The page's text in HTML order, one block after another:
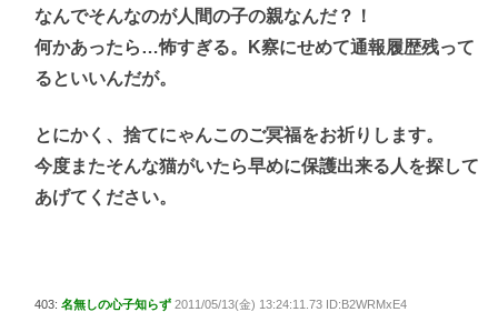
なんでそんなのが人間の子の親なんだ？！
何かあったら…怖すぎる。K察にせめて通報履歴残って
るといいんだが。
とにかく、捨てにゃんこのご冥福をお祈りします。
今度またそんな猫がいたら早めに保護出来る人を探して
あげてください。
403: 名無しの心子知らず 2011/05/13(金) 13:24:11.73 ID:B2WRMxE4